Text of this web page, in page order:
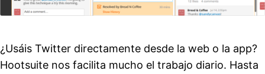
¿Usáis Twitter directamente desde la web o la app?
Hootsuite nos facilita mucho el trabajo diario. Hasta